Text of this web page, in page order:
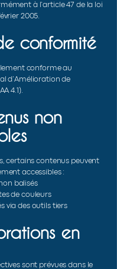
à l’article 47 de la loi
2005.
conformité
conforme au
d’Amélioration de
4.1).
non
certains contenus peuvent
accessibles :
balisés
de couleurs
via des outils tiers
en
sont prévues dans le